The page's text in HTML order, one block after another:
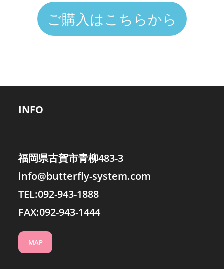
ご購入はこちらから
INFO
福岡県古賀市青柳483-3
info@butterfly-system.com
TEL:092-943-1888
FAX:092-943-1444
MAP